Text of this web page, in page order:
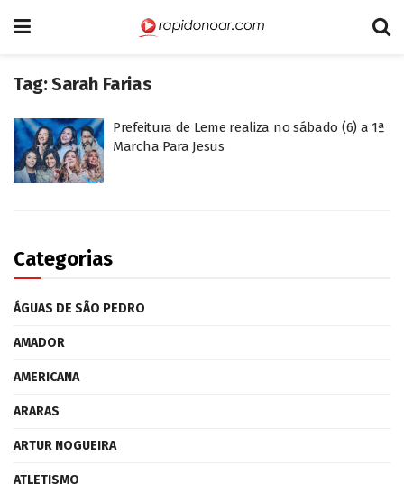
Tag:Sarah Farias
Prefeitura de Leme realiza no sábado (6) a 1ª
Marcha Para Jesus
Categorias
ÁGUAS DE SÃO PEDRO
AMADOR
AMERICANA
ARARAS
ARTUR NOGUEIRA
ATLETISMO